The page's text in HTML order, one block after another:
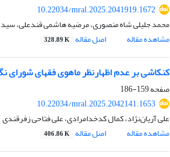
10.22034/mral.2025.2041919.1672
محمد جلیلی شاه منصوری، مرضیه هاشمی قندعلی،
مشاهده مقاله
اصل مقاله 328.89 K
کنکاشی بر عدم اظهارنظر ماهوی فقهای شورای
صفحه159-186
10.22034/mral.2025.2042141.1653
علی آریان‌نژاد، کمال کدخدامرادی، علی فتاحی زفرقندی
مشاهده مقاله
اصل مقاله 406.86 K